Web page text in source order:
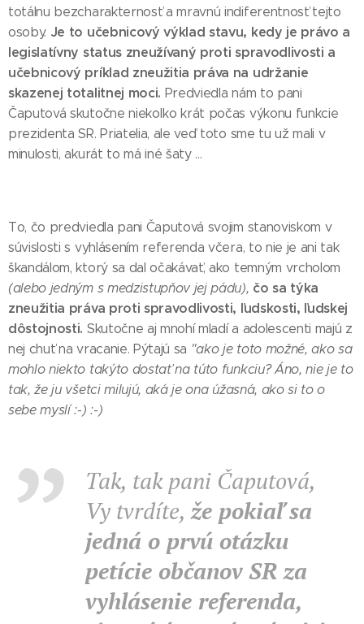
totálnu bezcharakternosť a mravnú indiferentnosť tejto
osoby. Je to učebnicový výklad stavu, kedy je právo a
legislatívny status zneužívaný proti spravodlivosti a
učebnicový príklad zneužitia práva na udržanie
skazenej totalitnej moci. Predviedla nám to pani
Čaputová skutočne niekoľko krát počas výkonu funkcie
prezidenta SR. Priatelia, ale veď toto sme tu už mali v
minulosti, akurát to má iné šaty ...
To, čo predviedla pani Čaputová svojim stanoviskom v
súvislosti s vyhlásením referenda včera, to nie je ani tak
škandálom, ktorý sa dal očakávať, ako temným vrcholom
(alebo jedným s medzistupňov jej pádu), čo sa týka
zneužitia práva proti spravodlivosti, ľudskosti, ľudskej
dôstojnosti. Skutočne aj mnohí mladí a adolescenti majú z
nej chuť na vracanie. Pýtajú sa "ako je toto možné, ako sa
mohlo niekto takýto dostať na túto funkciu?Áno, nie je to
tak, že ju všetci milujú, aká je ona úžasná, ako si to o
sebe myslí :-) :-)
Tak, tak pani Čaputová,
Vy tvrdíte,že pokiaľ sa
jedná o prvú otázku
petície občanov SR za
vyhlásenie referenda,